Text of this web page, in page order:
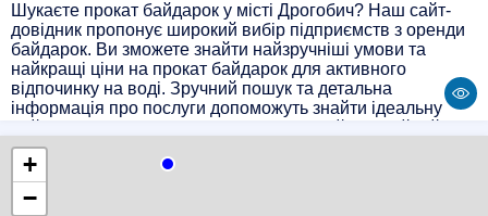
Шукаєте прокат байдарок у місті Дрогобич? Наш сайт-
довідник пропонує широкий вибір підприємств з оренди
байдарок. Ви зможете знайти найзручніші умови та
найкращі ціни на прокат байдарок для активного
відпочинку на воді. Зручний пошук та детальна
інформація про послуги допоможуть знайти ідеальну
прокат байдарок у Дрогобичі на нашому сайті і
насолоджуйтесь відпочинком на природі!
+
−